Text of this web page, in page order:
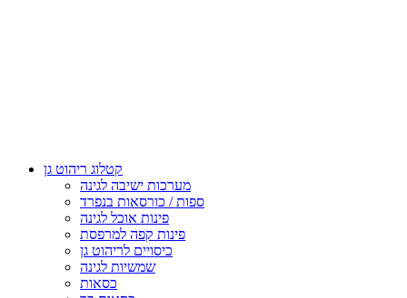
קטלוג ריהוט גן
מערכות ישיבה לגינה
ספות / כורסאות בנפרד
פינות אוכל לגינה
פינות קפה למרפסת
כיסויים לריהוט גן
שמשיות לגינה
כסאות